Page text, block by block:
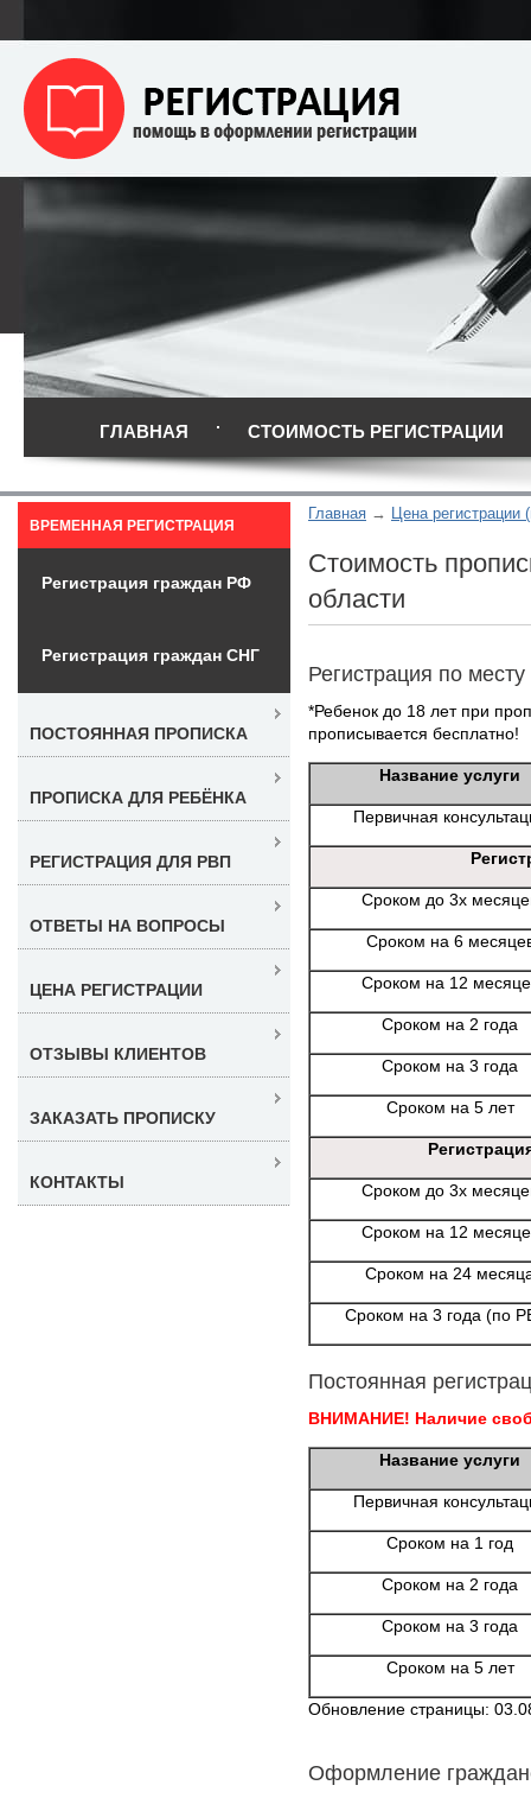
ГЛАВНАЯ СТОИМОСТЬ РЕГИСТРАЦИИ
Главная Цена регистрации
Стоимость
области
Регистрация по
*Ребенок до 18 лет при
прописывается бесплатно!
Название услуги
Первичная
Сроком до 3х
Сроком на 6
Сроком на 12
Сроком на 2 года
Сроком на 3 года
Сроком на 5 лет
Сроком до 3х
Сроком на 12
Сроком на 24
Сроком на 3 года (по
Постоянная
ВНИМАНИЕ! Наличие
Название услуги
Первичная
Сроком на 1 год
Сроком на 2 года
Сроком на 3 года
Сроком на 5 лет
Обновление страницы:
Оформление
ВРЕМЕННАЯ РЕГИСТРАЦИЯ
Регистрация граждан РФ
Регистрация граждан СНГ
ПОСТОЯННАЯ ПРОПИСКА
ПРОПИСКА ДЛЯ РЕБЁНКА
РЕГИСТРАЦИЯ ДЛЯ РВП
ОТВЕТЫ НА ВОПРОСЫ
ЦЕНА РЕГИСТРАЦИИ
ОТЗЫВЫ КЛИЕНТОВ
ЗАКАЗАТЬ ПРОПИСКУ
КОНТАКТЫ